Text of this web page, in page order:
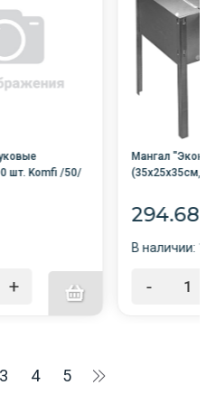
шт. Komfi /50/
+
Мангал
(35х25х35см,
294.68
В наличии:
-
3 4 5